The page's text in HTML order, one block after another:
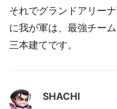
それでグランドアリー
に我が軍は、最強チー
三本建てです。
SHACHI